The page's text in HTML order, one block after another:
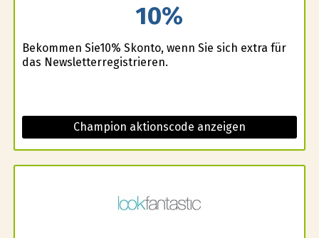
10%
Bekommen Sie10% Skonto, wenn Sie sich extra für
das Newsletterregistrieren.
Champion aktionscode anzeigen